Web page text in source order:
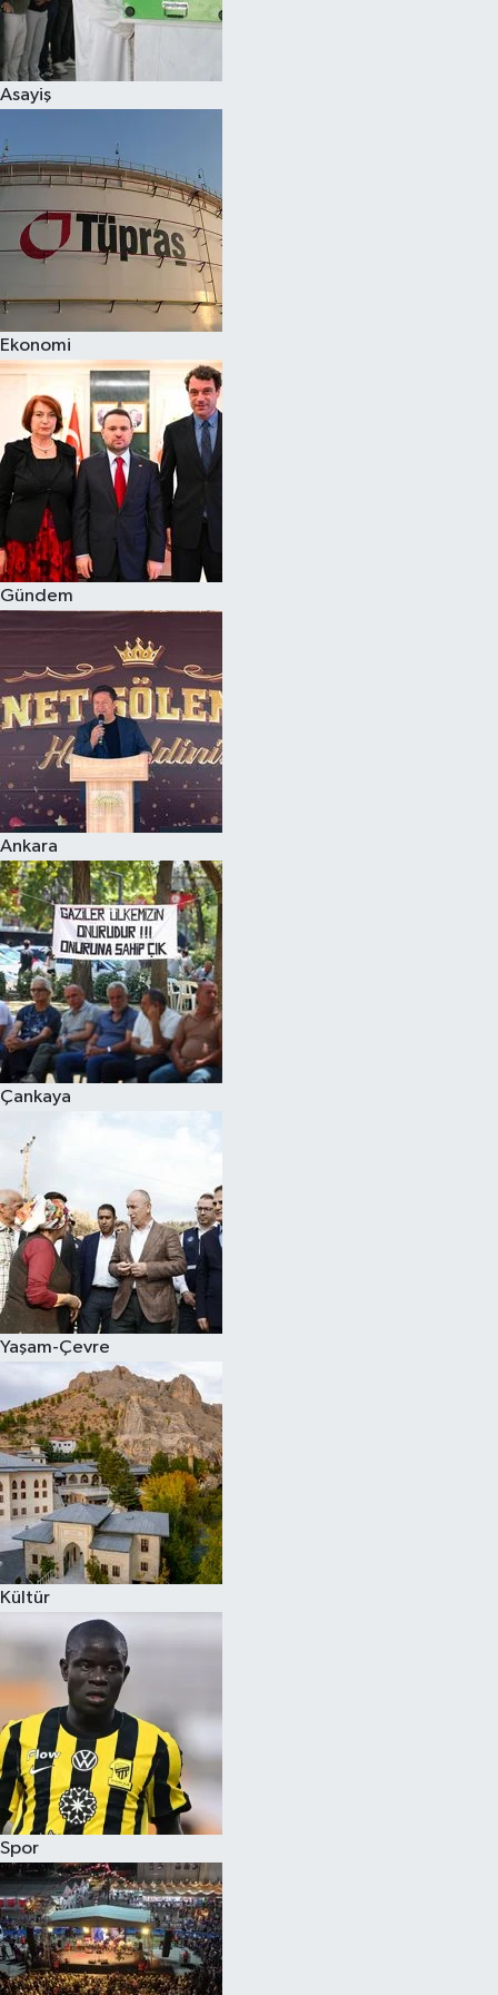
Asayiş
Ekonomi
Gündem
Ankara
Çankaya
Yaşam-Çevre
Kültür
Spor
Spor
Çocuk
Eğitim
Hava Durumu
Kim kimdir?
Kültür Sanat
Sağlık
Siyaset
Teknoloji
Televizyon
Yaşam-Çevre